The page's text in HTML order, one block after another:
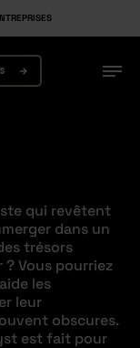
qui revêtent
dans un
trésors
Vous pourriez
les
leur
obscures.
est fait pour